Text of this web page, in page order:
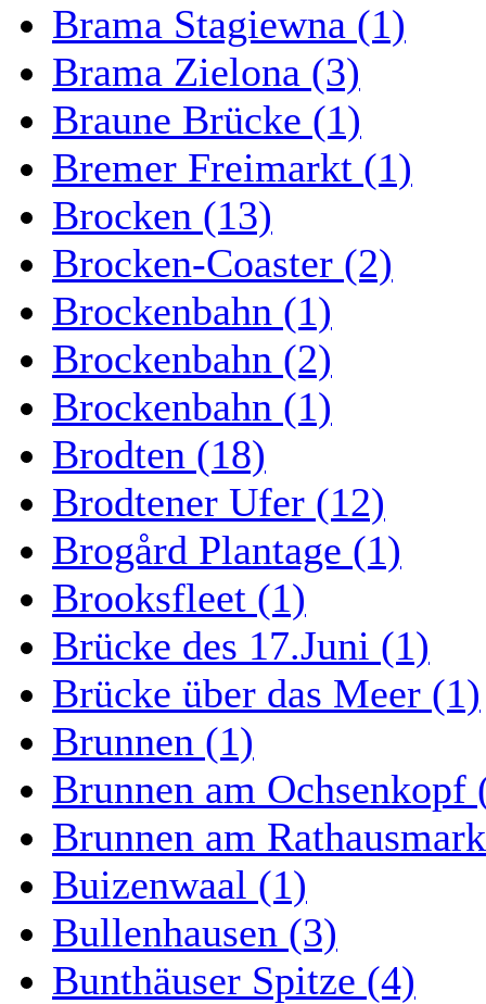
Brama Stagiewna (1)
Brama Zielona (3)
Braune Brücke (1)
Bremer Freimarkt (1)
Brocken (13)
Brocken-Coaster (2)
Brockenbahn (1)
Brockenbahn (2)
Brockenbahn (1)
Brodten (18)
Brodtener Ufer (12)
Brogård Plantage (1)
Brooksfleet (1)
Brücke des 17.Juni (1)
Brücke über das Meer (1)
Brunnen (1)
Brunnen am Ochsenkopf
Brunnen am
Buizenwaal (1)
Bullenhausen (3)
Bunthäuser Spitze (4)